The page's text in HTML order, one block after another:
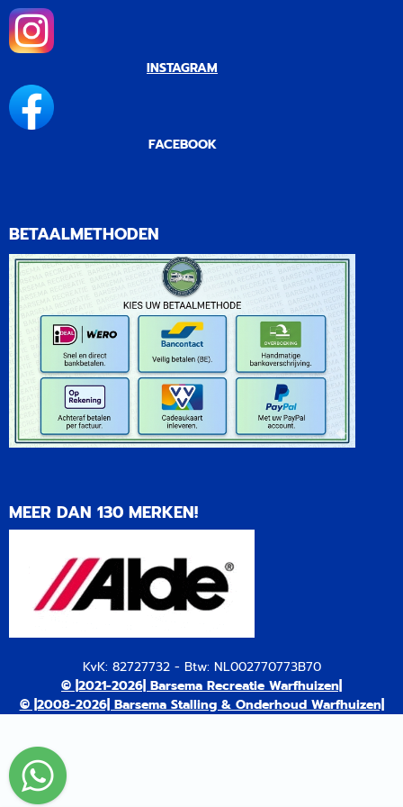
INSTAGRAM
FACEBOOK
BETAALMETHODEN
MEER DAN 130 MERKEN!
KvK: 82727732 - Btw: NL002770773B70
© |2021-2026| Barsema Recreatie Warfhuizen|
© |2008-2026| Barsema Stalling & Onderhoud Warfhuizen|